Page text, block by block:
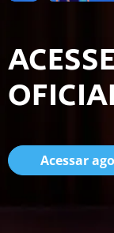
Acessar